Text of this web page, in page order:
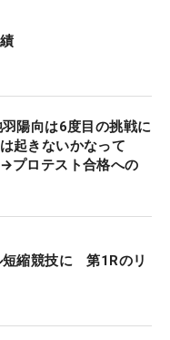
楽部）に進む。
陽向は6度目の挑戦に
起きないかなって
→プロテスト合格への
短縮競技に 第1Rのリ